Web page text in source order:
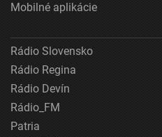
Mobilné aplikácie
Rádio Slovensko
Rádio Regina
Rádio Devín
Rádio_FM
Patria